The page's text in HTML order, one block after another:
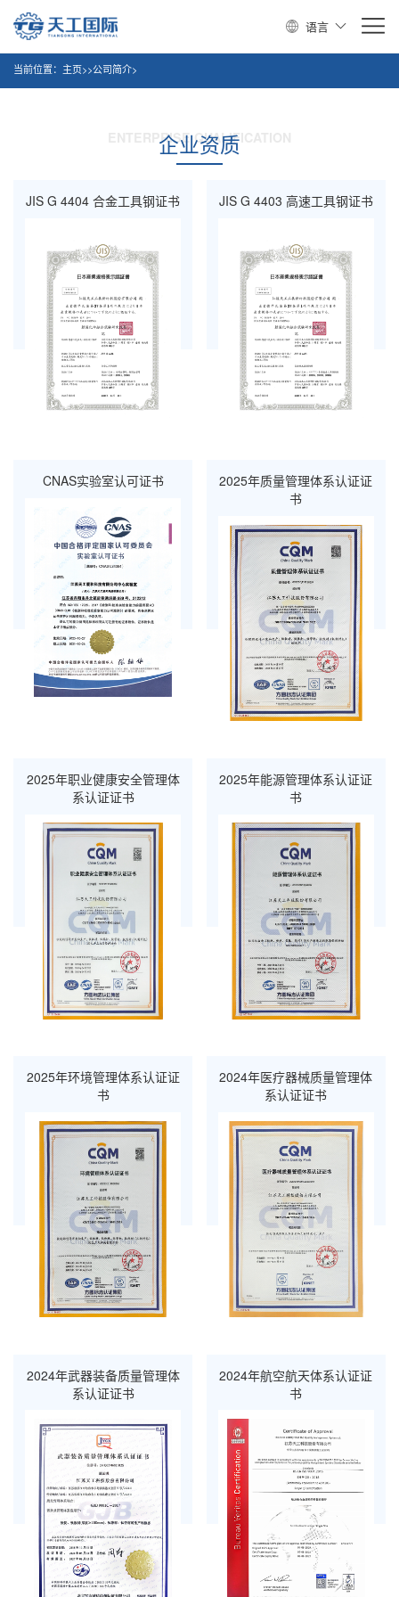
语言
当前位置： 主页>>公司简介>
ENTERPRISE QUALIFICATION
企业资质
JIS G 4404 合金工具钢证书 JIS G 4403 高速工具钢证书
CNAS实验室认可证书
2025年质量管理体系认证证
书
2025年职业健康安全管理体
系认证证书
2025年能源管理体系认证证
书
2025年环境管理体系认证证
书
2024年医疗器械质量管理体
系认证证书
2024年武器装备质量管理体
系认证证书
2024年航空航天体系认证证
书